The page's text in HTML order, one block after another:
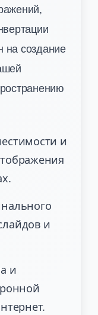
на создание
и
и
и